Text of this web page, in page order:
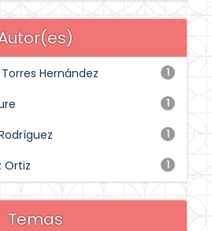
1
Hernández
1
1
1
Ortiz
Temas